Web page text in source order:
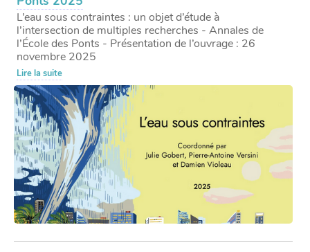
L’eau sous contraintes : un objet d’étude à
l’intersection de multiples recherches - Annales de
l’École des Ponts - Présentation de l’ouvrage : 26
novembre 2025
Lire la suite